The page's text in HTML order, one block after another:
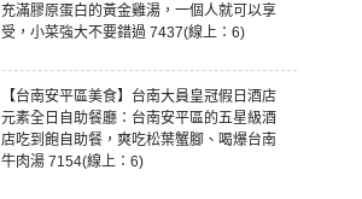
充滿膠原蛋白的黃金雞湯，一個人就可以享
受，小菜強大不要錯過 7437(線上：6)
【台南安平區美食】台南大員皇冠假日酒店
元素全日自助餐廳：台南安平區的五星級酒
店吃到飽自助餐，爽吃松葉蟹腳、喝爆台南
牛肉湯 7154(線上：6)